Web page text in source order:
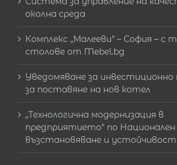
околна среда
Комплекс „Малееви“ – София – с
столове от Mebel.bg
Уведомяване за инвестиционно
за поставяне на нов котел
„Технологична модернизация в
предприятието“ по Национален
възстановяване и устойчивост